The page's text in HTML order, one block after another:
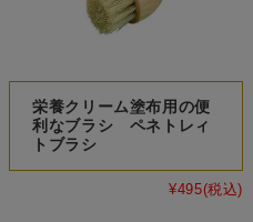
栄養クリーム塗布用の便
利なブラシ ペネトレィ
トブラシ
¥495(税込)